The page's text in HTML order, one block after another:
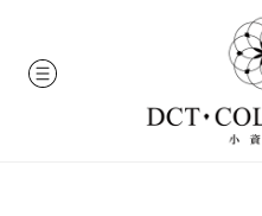
content
MENU